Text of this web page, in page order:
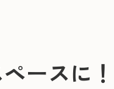
ースに！